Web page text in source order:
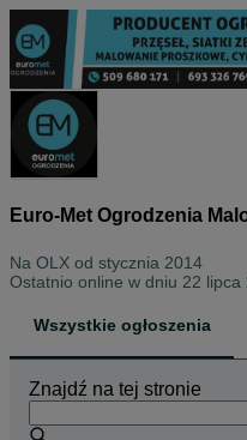
Euro-Met Ogrodzenia
Na OLX od stycznia 2014
Ostatnio online w dniu 22 lipca
Wszystkie ogłoszenia
Znajdź na tej stronie